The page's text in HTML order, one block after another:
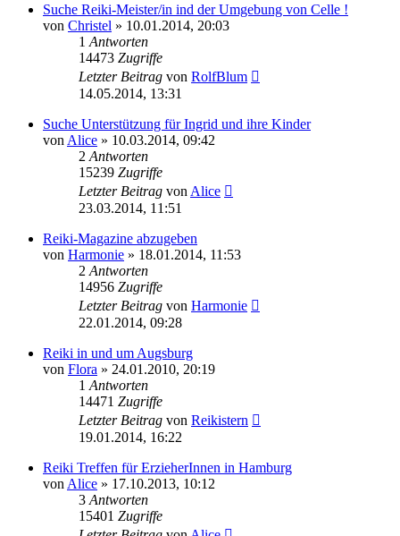
Suche Reiki-Meister/in ind der Umgebung von Celle !
von Christel » 10.01.2014, 20:03
1 Antworten
14473 Zugriffe
Letzter Beitrag von RolfBlum
14.05.2014, 13:31
Suche Unterstützung für Ingrid und ihre Kinder
von Alice » 10.03.2014, 09:42
2 Antworten
15239 Zugriffe
Letzter Beitrag von Alice
23.03.2014, 11:51
Reiki-Magazine abzugeben
von Harmonie » 18.01.2014, 11:53
2 Antworten
14956 Zugriffe
Letzter Beitrag von Harmonie
22.01.2014, 09:28
Reiki in und um Augsburg
von Flora » 24.01.2010, 20:19
1 Antworten
14471 Zugriffe
Letzter Beitrag von Reikistern
19.01.2014, 16:22
Reiki Treffen für ErzieherInnen in Hamburg
von Alice » 17.10.2013, 10:12
3 Antworten
15401 Zugriffe